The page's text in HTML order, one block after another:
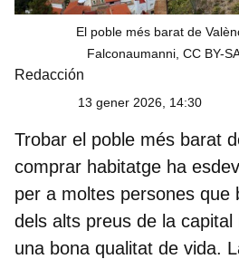
El poble més barat de
Falconaumanni, CC BY-
Redacción
13 gener 2026, 14:30
Trobar el poble més barat
comprar habitatge ha
per a moltes persones que
dels alts preus de la
una bona qualitat de vida.